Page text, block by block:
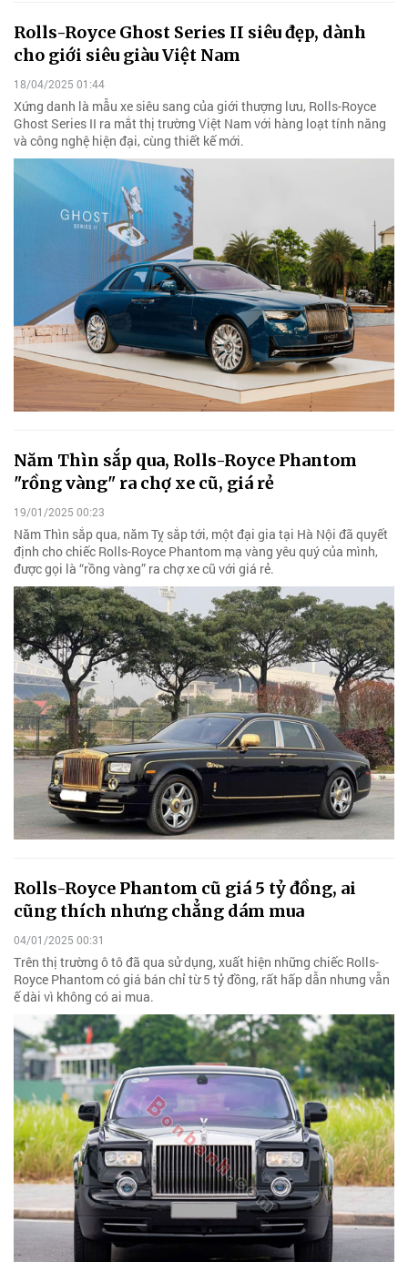
Rolls-Royce Ghost Series II siêu đẹp, dành
cho giới siêu giàu Việt Nam
18/04/2025 01:44
Xứng danh là mẫu xe siêu sang của giới thượng lưu, Rolls-Royce
Ghost Series II ra mắt thị trường Việt Nam với hàng loạt tính năng
và công nghệ hiện đại, cùng thiết kế mới.
Năm Thìn sắp qua, Rolls-Royce Phantom
"rồng vàng" ra chợ xe cũ, giá rẻ
19/01/2025 00:23
Năm Thìn sắp qua, năm Tỵ sắp tới, một đại gia tại Hà Nội đã quyết
định cho chiếc Rolls-Royce Phantom mạ vàng yêu quý của mình,
được gọi là “rồng vàng” ra chợ xe cũ với giá rẻ.
Rolls-Royce Phantom cũ giá 5 tỷ đồng, ai
cũng thích nhưng chẳng dám mua
04/01/2025 00:31
Trên thị trường ô tô đã qua sử dụng, xuất hiện những chiếc Rolls-
Royce Phantom có giá bán chỉ từ 5 tỷ đồng, rất hấp dẫn nhưng vẫn
ế dài vì không có ai mua.